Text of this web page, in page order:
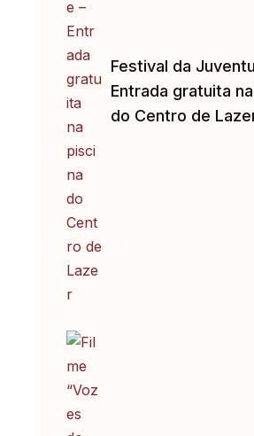
Festival da
Entrada gratuita
do Centro de